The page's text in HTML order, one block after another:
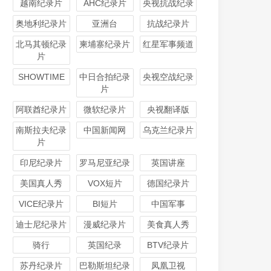
越南纪录片 AHC纪录片 央视抗战纪录
奥地利纪录片 亚洲台 抗战纪录片
北马其顿纪录
片
柬埔寨纪录片 红星军事频道
SHOWTIME
中日合拍纪录
片
央视空战纪录
阿联酋纪录片 微软纪录片 央视翻译版
南斯拉夫纪录
片
中国新闻网 乌克兰纪录片
印尼纪录片 罗马尼亚纪录 英国讲座
美国真人秀 VOX短片 德国纪录片
VICE纪录片 BI短片 中国军事
迪士尼纪录片 漫威纪录片 美食真人秀
骑行 英国纪录 BTV纪录片
苏丹纪录片
巴勒斯坦纪录
凤凰卫视